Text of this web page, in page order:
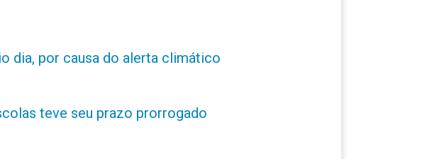
dia, por causa do alerta climático
teve seu prazo prorrogado